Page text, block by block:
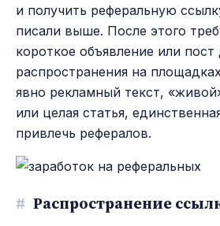
и получить реферальную
писали выше. После этого
короткое объявление или пост
распространения на
явно рекламный текст,
или целая статья,
привлечь рефералов.
# Распространение